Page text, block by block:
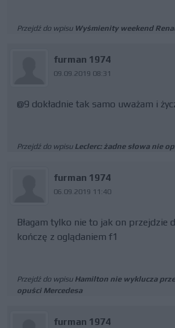
Przejdź do wpisu Wyśmienity weekend
furman 1974
09.09.2019 08:31
@9 dokładnie tak samo uważam i
Przejdź do wpisu Leclerc: żadne słowa nie
furman 1974
06.09.2019 11:40
Błagam tylko nie to jak on przejdzie
kończę z oglądaniem f1
Przejdź do wpisu Hamilton nie wyklucza
opuści Mercedesa
furman 1974